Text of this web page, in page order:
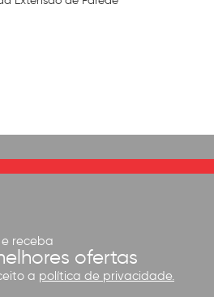
receba
ofertas
a política de privacidade.